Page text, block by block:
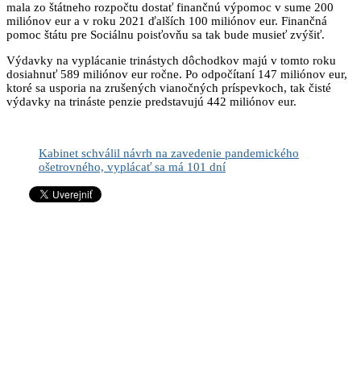
mala zo štátneho rozpočtu dostať finančnú výpomoc v sume 200
miliónov eur a v roku 2021 ďalších 100 miliónov eur. Finančná
pomoc štátu pre Sociálnu poisťovňu sa tak bude musieť zvýšiť.
Výdavky na vyplácanie trinástych dôchodkov majú v tomto roku
dosiahnuť 589 miliónov eur ročne. Po odpočítaní 147 miliónov eur,
ktoré sa usporia na zrušených vianočných príspevkoch, tak čisté
výdavky na trináste penzie predstavujú 442 miliónov eur.
Kabinet schválil návrh na zavedenie pandemického
ošetrovného, vyplácať sa má 101 dní